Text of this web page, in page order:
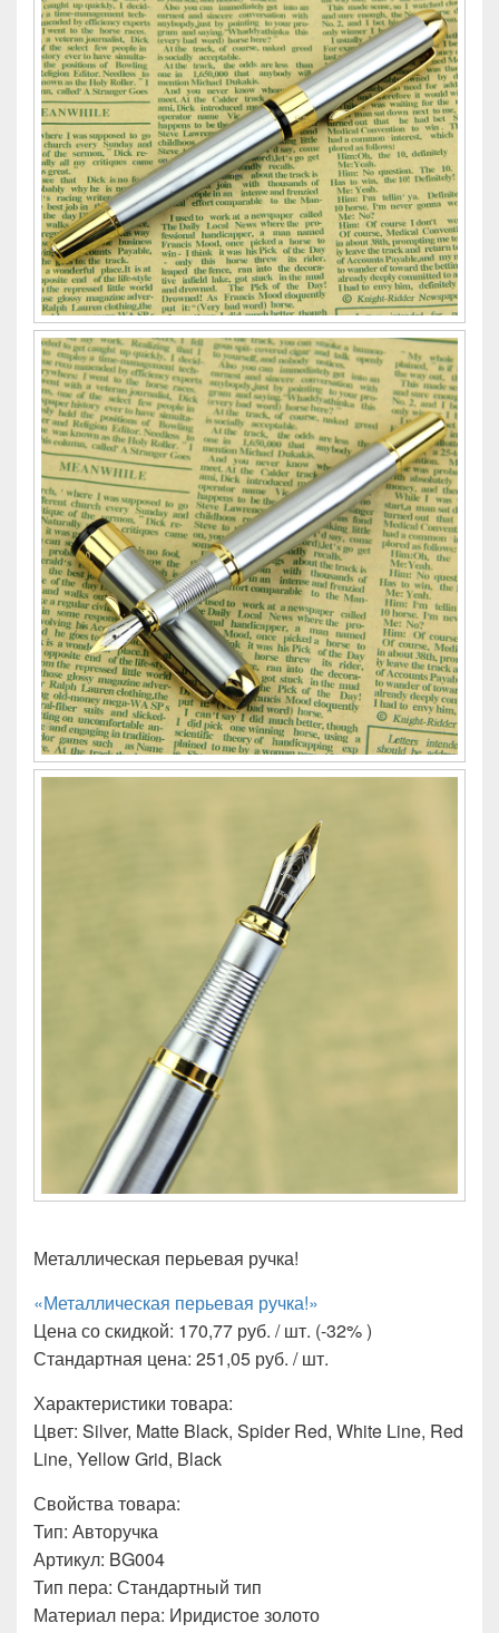
Металлическая перьевая ручка!
«Металлическая перьевая ручка!»
Цена со скидкой: 170,77 руб. / шт. (-32% )
Стандартная цена: 251,05 руб. / шт.
Характеристики товара:
Цвет: Silver, Matte Black, Spider Red, White Line, Red
Line, Yellow Grid, Black
Свойства товара:
Тип: Авторучка
Артикул: BG004
Тип пера: Стандартный тип
Материал пера: Иридистое золото